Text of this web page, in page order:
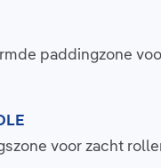
paddingzone
voor zacht